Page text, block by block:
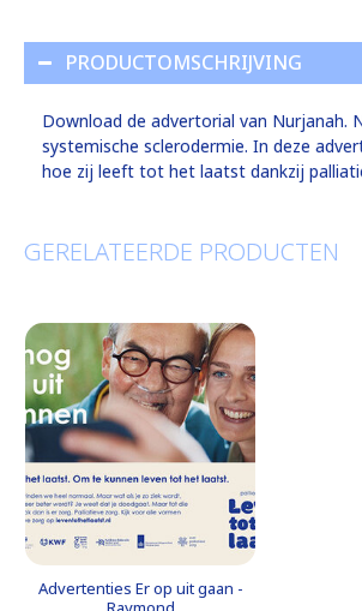
PRODUCTOMSCHRIJVING
Download de advertorial van Nurjanah.
systemische sclerodermie. In deze
hoe zij leeft tot het laatst dankzij
GERELATEERDE PRODUCTEN
Advertenties Er op uit gaan -